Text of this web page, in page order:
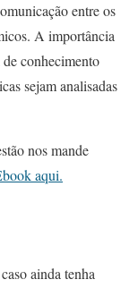
entre os
A importância
conhecimento
sejam analisadas
nos mande
aqui.
ainda tenha